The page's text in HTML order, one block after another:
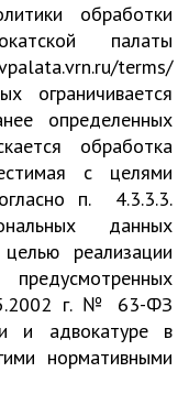
обработки
палаты
terms/
ограничивается
определенных
обработка
с целями
п. 4.3.3.3.
данных
реализации
г. № 63-ФЗ
и адвокатуре в
нормативными